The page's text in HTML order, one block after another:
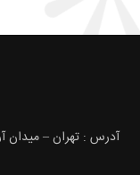
آدرس : تهران – میدان